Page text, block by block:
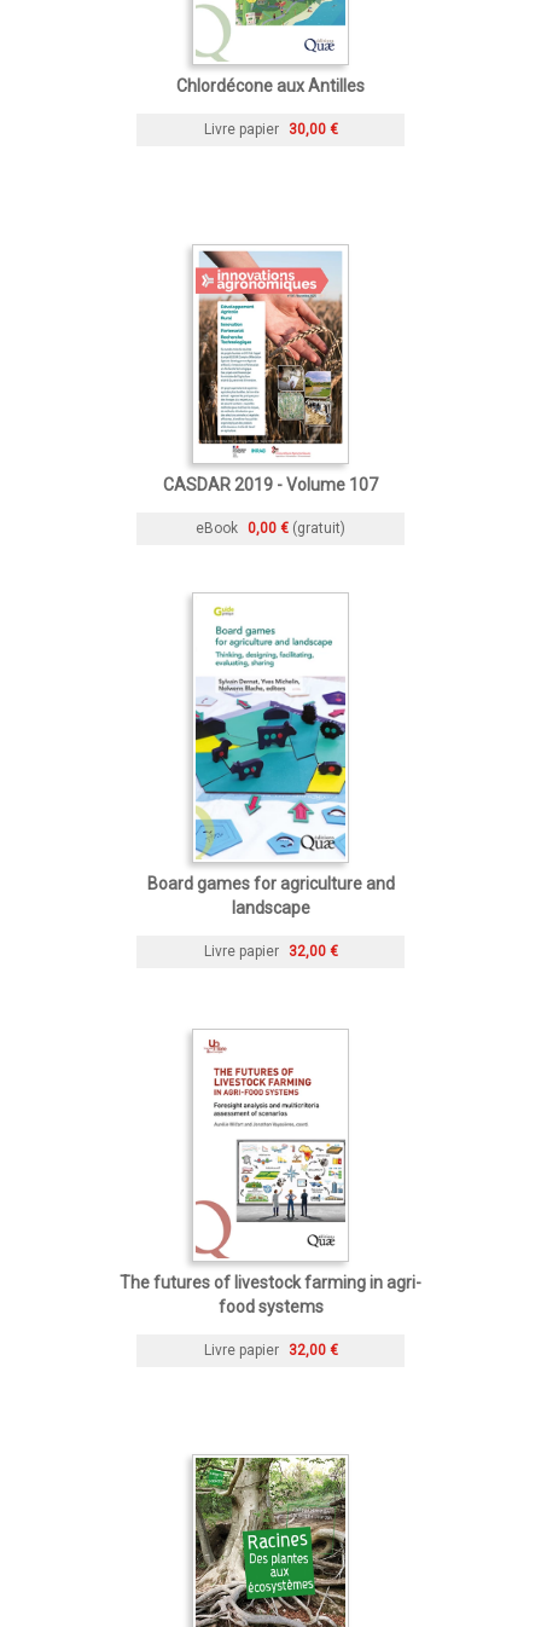
Chlordécone aux Antilles
Livre papier 30,00 €
CASDAR 2019 - Volume 107
eBook 0,00 € (gratuit)
Board games for agriculture and
landscape
Livre papier 32,00 €
The futures of livestock farming in agri-
food systems
Livre papier 32,00 €